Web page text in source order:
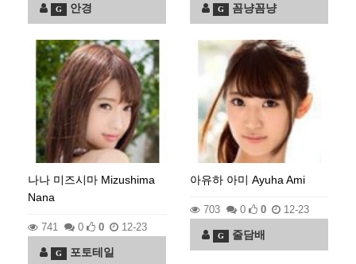
G 안경 G 꼼냥꼼냥
나나 미즈시마 Mizushima
Nana
741 0 0 12-23
G 포토테일
아유하 아미 Ayuha Ami
703 0 0 12-23
G 줄담배